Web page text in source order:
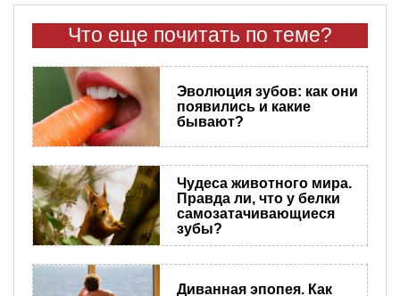
Что еще почитать по теме?
Эволюция зубов: как они
появились и какие
бывают?
Чудеса животного мира.
Правда ли, что у белки
самозатачивающиеся
зубы?
Диванная эпопея. Как